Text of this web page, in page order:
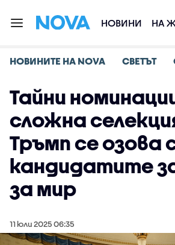
НОВИНИ НА
НОВИНИТЕ НА NOVA СВЕТЪТ
Тайни
сложна
Тръмп се озова
кандидатите
за мир
11 юли 2025 06:35